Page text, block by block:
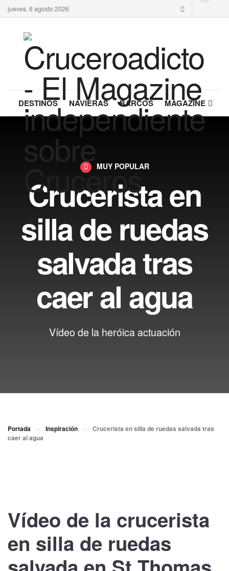
jueves, 6 agosto 2026
DESTINOS NAVIERAS BARCOS MAGAZINE
MUY POPULAR
Crucerista en
silla de ruedas
salvada tras
caer al agua
Vídeo de la heróica actuación
Portada » Inspiración »
Crucerista en silla de ruedas salvada tras
caer al agua
Vídeo de la crucerista
en silla de ruedas